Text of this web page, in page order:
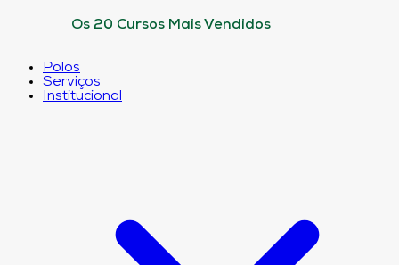
Os 20 Cursos Mais Vendidos
Polos
Serviços
Institucional